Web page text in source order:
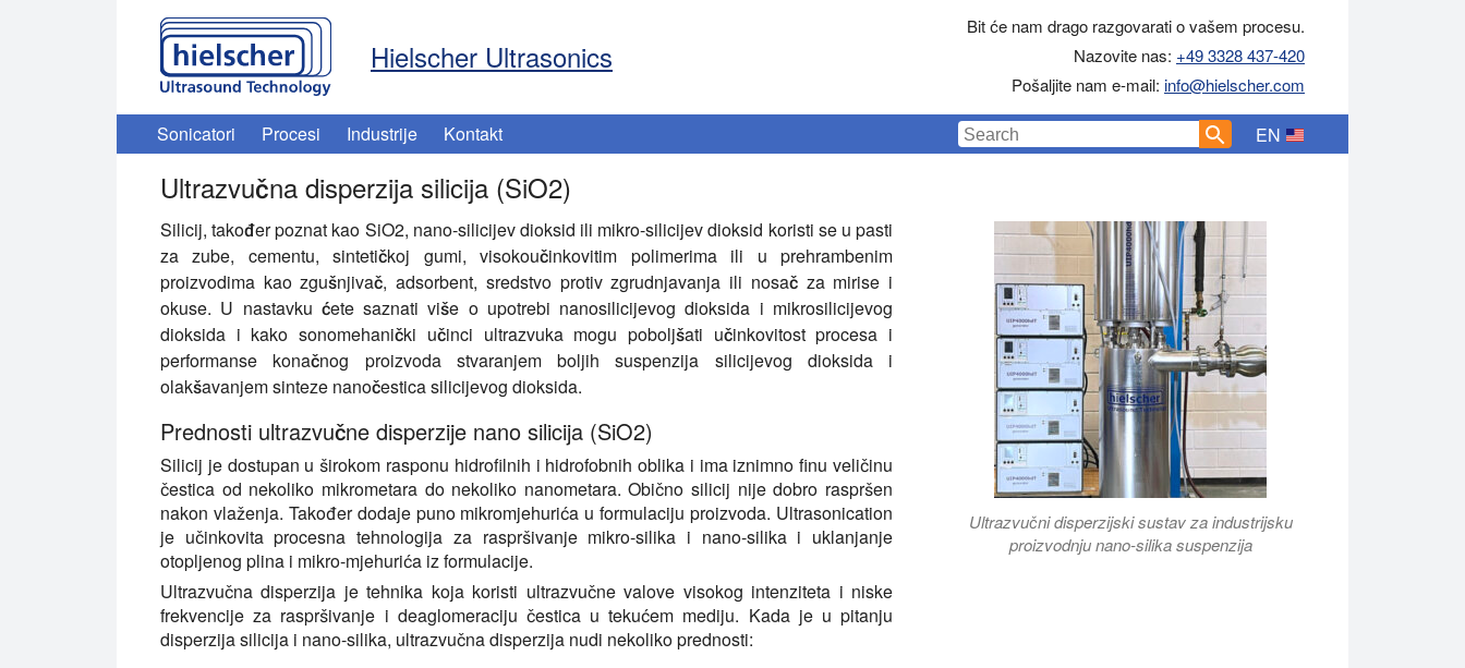
Hielscher Ultrasonics
Bit će nam drago razgovarati o vašem procesu.
Nazovite nas: +49 3328 437-420
Pošaljite nam e-mail: info@hielscher.com
Sonicatori Procesi Industrije Kontakt EN
Ultrazvučna disperzija silicija (SiO2)
Silicij, također poznat kao SiO2, nano-silicijev dioksid ili mikro-silicijev dioksid koristi se u pasti
za zube, cementu, sintetičkoj gumi, visokoučinkovitim polimerima ili u prehrambenim
proizvodima kao zgušnjivač, adsorbent, sredstvo protiv zgrudnjavanja ili nosač za mirise i
okuse. U nastavku ćete saznati više o upotrebi nanosilicijevog dioksida i mikrosilicijevog
dioksida i kako sonomehanički učinci ultrazvuka mogu poboljšati učinkovitost procesa i
performanse konačnog proizvoda stvaranjem boljih suspenzija silicijevog dioksida i
olakšavanjem sinteze nanočestica silicijevog dioksida.
Prednosti ultrazvučne disperzije nano silicija (SiO2)
Silicij je dostupan u širokom rasponu hidrofilnih i hidrofobnih oblika i ima iznimno finu veličinu
čestica od nekoliko mikrometara do nekoliko nanometara. Obično silicij nije dobro raspršen
nakon vlaženja. Također dodaje puno mikromjehurića u formulaciju proizvoda. Ultrasonication
je učinkovita procesna tehnologija za raspršivanje mikro-silika i nano-silika i uklanjanje
otopljenog plina i mikro-mjehurića iz formulacije.
Ultrazvučna disperzija je tehnika koja koristi ultrazvučne valove visokog intenziteta i niske
frekvencije za raspršivanje i deaglomeraciju čestica u tekućem mediju. Kada je u pitanju
disperzija silicija i nano-silika, ultrazvučna disperzija nudi nekoliko prednosti:
Ultrazvučni disperzijski sustav za industrijsku
proizvodnju nano-silika suspenzija